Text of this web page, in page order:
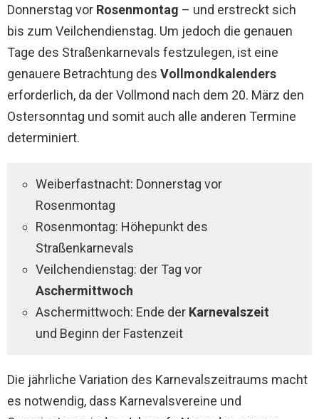
Donnerstag vor Rosenmontag – und erstreckt sich
bis zum Veilchendienstag. Um jedoch die genauen
Tage des Straßenkarnevals festzulegen, ist eine
genauere Betrachtung des Vollmondkalenders
erforderlich, da der Vollmond nach dem 20. März den
Ostersonntag und somit auch alle anderen Termine
determiniert.
Weiberfastnacht: Donnerstag vor
Rosenmontag
Rosenmontag: Höhepunkt des
Straßenkarnevals
Veilchendienstag: der Tag vor
Aschermittwoch
Aschermittwoch: Ende der Karnevalszeit
und Beginn der Fastenzeit
Die jährliche Variation des Karnevalszeitraums macht
es notwendig, dass Karnevalsvereine und